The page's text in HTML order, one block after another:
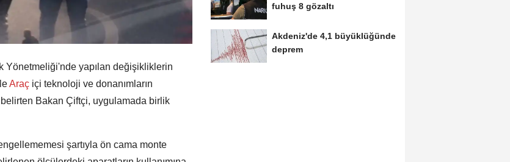
Yönetmeliği'nde yapılan değişikliklerin
Araç içi teknoloji ve donanımların
Bakan Çiftçi, uygulamada birlik
şartıyla ön cama monte
fuhuş 8 gözaltı
Akdeniz'de 4,1 büyüklüğünde
deprem